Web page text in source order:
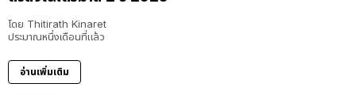
โดย Thitirath Kinaret
ประมาณหนึ่งเดือนที่แล้ว
อ่านเพิ่มเติม